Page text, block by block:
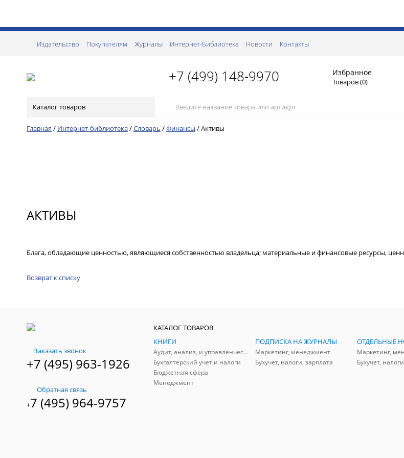
Издательство Покупателям Журналы Интернет-Библиотека Новости Контакты
+7 (499) 148-9970 Избранное
Товаров (0)
Каталог товаров
Главная / Интернет-библиотека/Словарь /Финансы /Активы
АКТИВЫ
Блага, обладающие ценностью, являющиеся собственностью владельца; материальные и финансовые ресурсы,
Возврат к списку
Заказать звонок
+7 (495) 963-1926
Обратная связь
+7 (495) 964-9757
КАТАЛОГ ТОВАРОВ
КНИГИ
Аудит, анализ, и управленческий учет
Бухгалтерский учет и налоги
Бюджетная сфера
Менеджмент
ПОДПИСКА НА ЖУРНАЛЫ
Маркетинг, менеджмент
Бухучет, налоги, зарплата
Маркетинг,
Бухучет,